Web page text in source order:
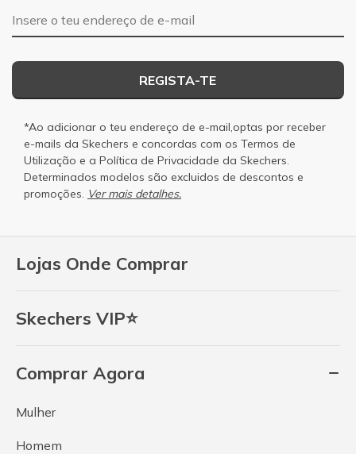
Lojas Onde Comprar
Skechers VIP⭐
Comprar Agora
Mulher
Homem
Endereço de e-mail
REGISTA-TE
*Ao adicionar o teu endereço de e-mail,optas por receber
e-mails da Skechers e concordas com os Termos de
Utilização e a Política de Privacidade da Skechers.
Determinados modelos são excluidos de descontos e
promoções. Ver mais detalhes.